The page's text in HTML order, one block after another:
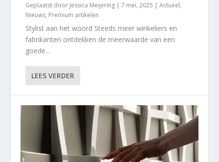
Geplaatst door Jessica Meijering |7 mei, 2025 |Actueel,
Nieuws, Premium artikelen
Stylist aan het woord Steeds meer winkeliers en
fabrikanten ontdekken de meerwaarde van een
goede...
LEES VERDER